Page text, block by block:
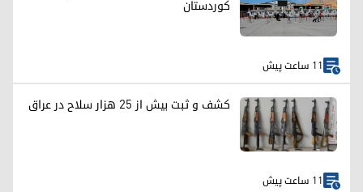
کوردستان
11 ساعت پیش
کشف و ثبت بیش از ۲۵ هزار سلاح در عراق
11 ساعت پیش